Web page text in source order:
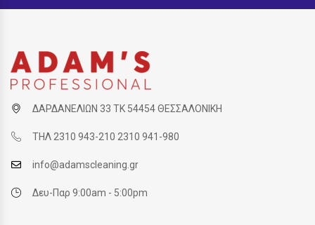
ΔΑΡΔΑΝΕΛΙΩΝ 33 ΤΚ 54454 ΘΕΣΣΑΛΟΝΙΚΗ
ΤΗΛ 2310 943-210 2310 941-980
info@adamscleaning.gr
Δευ-Παρ 9:00am - 5:00pm